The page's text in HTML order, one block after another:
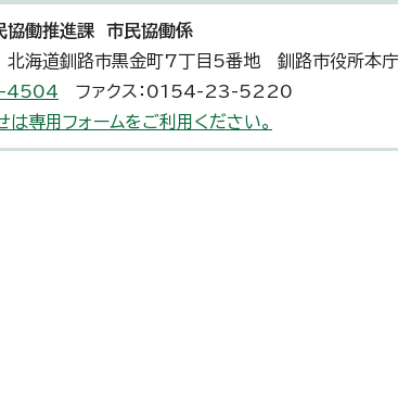
協働推進課 市民協働係
道釧路市黒金町7丁目5番地 釧路市役所本
4504 ファクス：0154-23-5220
は専用フォームをご利用ください。